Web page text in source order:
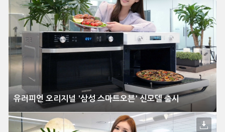
유러피언 오리지널 '삼성 스마트오븐' 신모델 출시